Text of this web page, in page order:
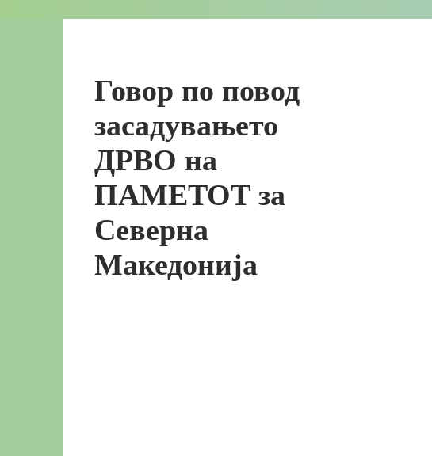
Говор по повод
засадувањето
ДРВО на
ПАМЕТОТ за
Северна
Македонија